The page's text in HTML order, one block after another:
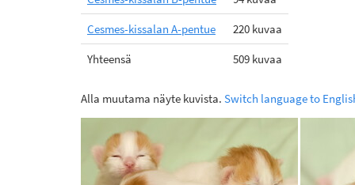
Cesmes-kissalan A-pentue
220 kuvaa
Yhteensä
509 kuvaa
Alla muutama näyte kuvista. Switch language to